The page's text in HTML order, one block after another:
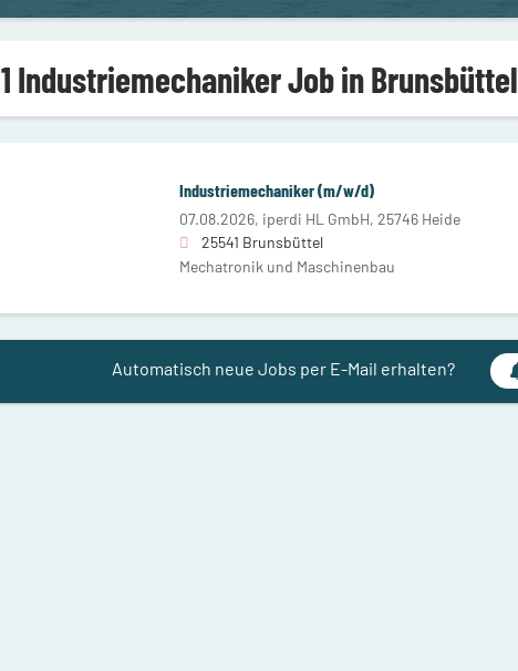
1 Industriemechaniker Job in Brunsbüttel
Industriemechaniker (m/w/d)
07.08.2026, iperdi HL GmbH, 25746 Heide
25541 Brunsbüttel
Mechatronik und Maschinenbau
Automatisch neue Jobs per E-Mail erhalten?